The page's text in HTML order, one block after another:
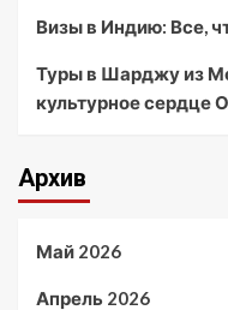
Визы в Индию: Все,
Туры в Шарджу из
культурное сердце
Архив
Май 2026
Апрель 2026